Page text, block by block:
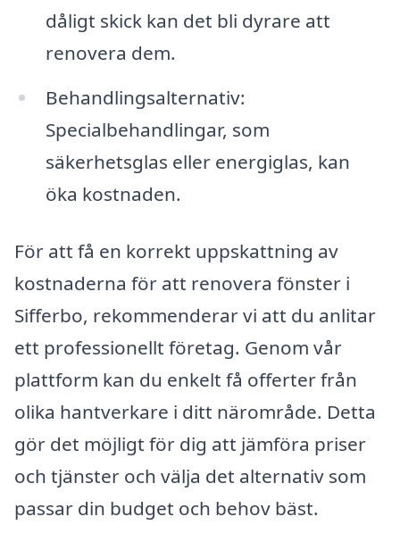
dåligt skick kan det bli dyrare att
renovera dem.
Behandlingsalternativ:
Specialbehandlingar, som
säkerhetsglas eller energiglas, kan
öka kostnaden.
För att få en korrekt uppskattning av
kostnaderna för att renovera fönster i
Sifferbo, rekommenderar vi att du anlitar
ett professionellt företag. Genom vår
plattform kan du enkelt få offerter från
olika hantverkare i ditt närområde. Detta
gör det möjligt för dig att jämföra priser
och tjänster och välja det alternativ som
passar din budget och behov bäst.